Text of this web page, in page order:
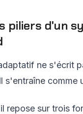
piliers d'un
ne s'écrit
s'entraîne comme
repose sur trois